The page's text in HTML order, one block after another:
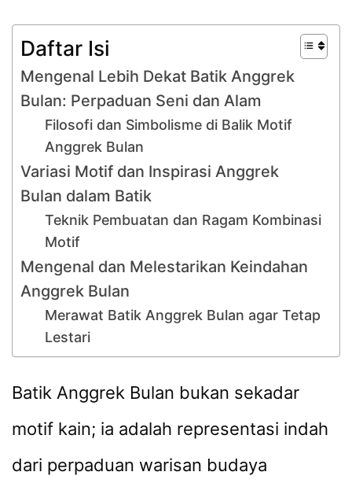
Daftar Isi
Mengenal Lebih Dekat Batik Anggrek
Bulan: Perpaduan Seni dan Alam
Filosofi dan Simbolisme di Balik Motif
Anggrek Bulan
Variasi Motif dan Inspirasi Anggrek
Bulan dalam Batik
Teknik Pembuatan dan Ragam Kombinasi
Motif
Mengenal dan Melestarikan Keindahan
Anggrek Bulan
Merawat Batik Anggrek Bulan agar Tetap
Lestari
Batik Anggrek Bulan bukan sekadar
motif kain; ia adalah representasi indah
dari perpaduan warisan budaya